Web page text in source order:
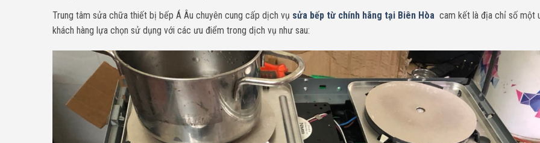
Trung tâm sửa chữa thiết bị bếp Á Âu chuyên cung cấp dịch vụ sửa bếp từ chính hãng tại Biên Hòa cam kết là địa chỉ số một
khách hàng lựa chọn sử dụng với các ưu điểm trong dịch vụ như sau: